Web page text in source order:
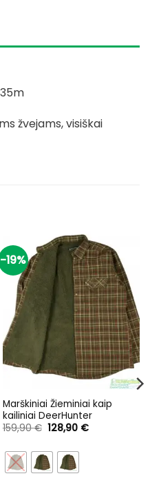
žvejams, visiškai
-19%
Marškiniai Žieminiai kaip
kailiniai DeerHunter
159,90€ Original
price
159,90 €.
128,90 €Current